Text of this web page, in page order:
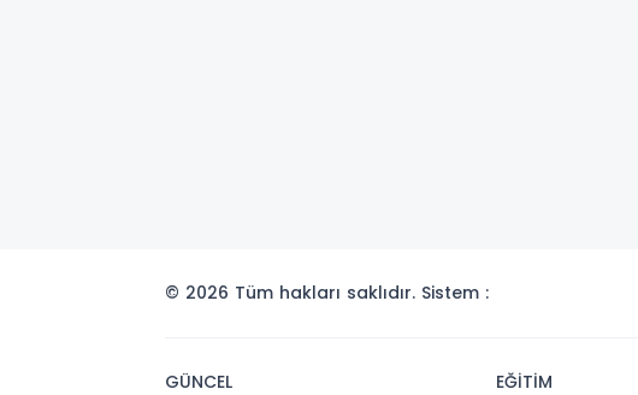
© 2026 Tüm hakları saklıdır. Sistem :
GÜNCEL
EĞİTİM